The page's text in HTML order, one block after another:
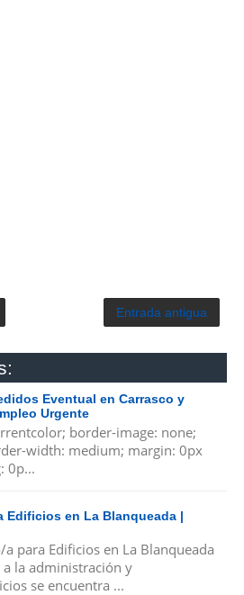
Entrada antigua
Eventual en Carrasco y
Urgente
border-image: none;
width: medium; margin: 0px
0p...
Edificios en La Blanqueada |
para Edificios en La Blanqueada
a la administración y
se encuentra ...